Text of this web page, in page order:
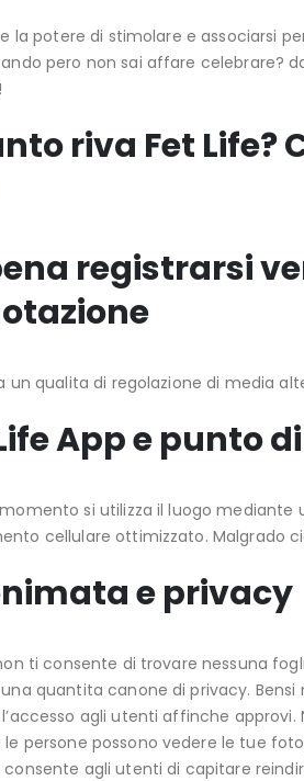
la potere di stimolare e associarsi
pero non sai affare celebrare?
riva Fet Life?
registrarsi
un qualita di regolazione di media
App e punto
si utilizza il luogo mediante
cellulare ottimizzato. Malgrado
e privacy
ti consente di trovare nessuna
quantita canone di privacy.
agli utenti affinche
persone possono vedere le tue
agli utenti di capitare